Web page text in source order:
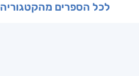
לכל הספרים מהקטגוריה